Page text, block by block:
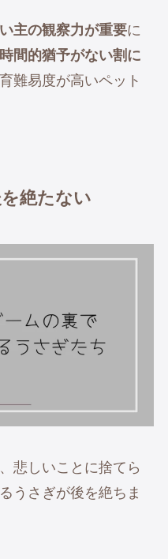
主の観察力が重要に
間的猶予がない割に
難易度が高いペット
絶たない
悲しいことに捨てら
うさぎが後を絶ちま